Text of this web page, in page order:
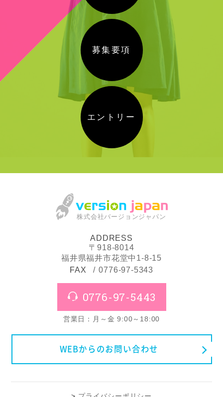
募集要項
エントリー
株式会社バージョンジャパン
ADDRESS
〒918-8014
福井県福井市花堂中1-8-15
FAX
0776-97-5343
0776-97-5443
営業日：月～金 9:00～18:00
WEBからのお問い合わせ